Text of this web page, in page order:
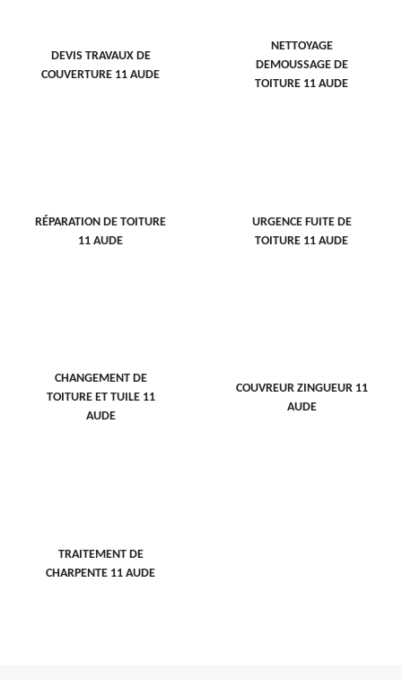
DEVIS TRAVAUX DE
COUVERTURE 11 AUDE
NETTOYAGE
DEMOUSSAGE DE
TOITURE 11 AUDE
RÉPARATION DE TOITURE
11 AUDE
URGENCE FUITE DE
TOITURE 11 AUDE
CHANGEMENT DE
TOITURE ET TUILE 11
AUDE
COUVREUR ZINGUEUR 11
AUDE
TRAITEMENT DE
CHARPENTE 11 AUDE